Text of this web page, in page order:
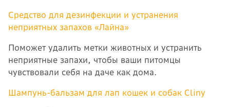
Средство для дезинфекции и устранения
неприятных запахов «Лайна»
Поможет удалить метки животных и устранить
неприятные запахи, чтобы ваши питомцы
чувствовали себя на даче как дома.
Шампунь-бальзам для лап кошек и собак Cliny